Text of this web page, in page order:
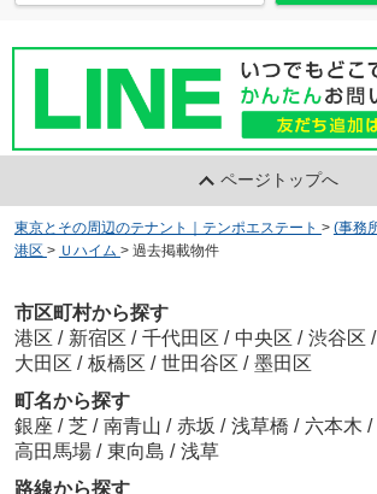
ページトップへ
東京とその周辺のテナント｜テンポエステート > (事務
港区 > Ｕハイム > 過去掲載物件
市区町村から探す
港区 / 新宿区 / 千代田区 / 中央区 / 渋谷区 /
大田区 / 板橋区 / 世田谷区 / 墨田区
町名から探す
銀座 / 芝 / 南青山 / 赤坂 / 浅草橋 / 六本木 /
高田馬場 / 東向島 / 浅草
路線から探す